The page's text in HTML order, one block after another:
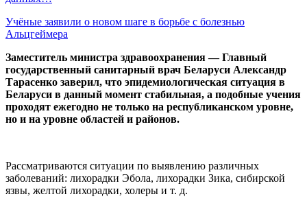
Учёные заявили о новом шаге в борьбе с болезнью
Альцгеймера
Заместитель министра здравоохранения — Главный
государственный санитарный врач Беларуси Александр
Тарасенко заверил, что эпидемиологическая ситуация в
Беларуси в данный момент стабильная, а подобные учения
проходят ежегодно не только на республиканском уровне,
но и на уровне областей и районов.
Рассматриваются ситуации по выявлению различных
заболеваний: лихорадки Эбола, лихорадки Зика, сибирской
язвы, желтой лихорадки, холеры и т. д.